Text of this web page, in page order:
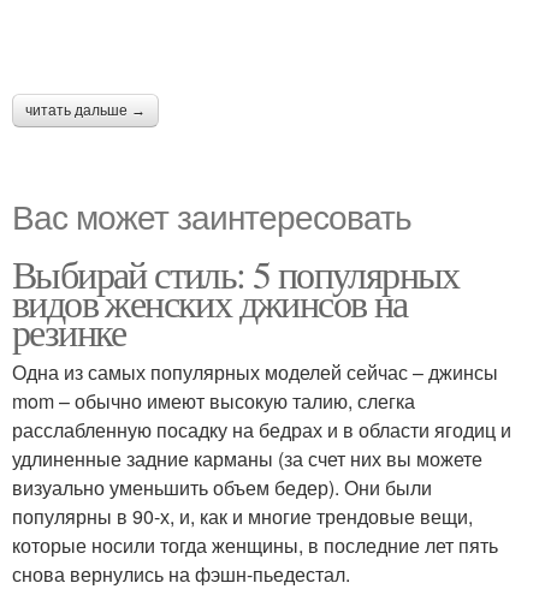
читать дальше →
Вас может заинтересовать
Выбирай стиль: 5 популярных
видов женских джинсов на
резинке
Одна из самых популярных моделей сейчас – джинсы
mom – обычно имеют высокую талию, слегка
расслабленную посадку на бедрах и в области ягодиц и
удлиненные задние карманы (за счет них вы можете
визуально уменьшить объем бедер). Они были
популярны в 90-х, и, как и многие трендовые вещи,
которые носили тогда женщины, в последние лет пять
снова вернулись на фэшн-пьедестал.